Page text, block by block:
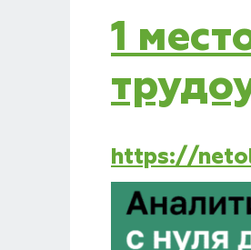
1
https://